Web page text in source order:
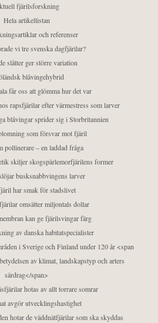
fjärilsforskning
Hela artikellistan
och referenser
vi tre svenska dagfjärilar?
slåtter ger större variation
blåvingehybrid
får oss att glömma hur det var
rapsfjärilar efter värmestress som larver
blåvingar sprider sig i Storbritannien
som försvar mot fjäril
pollinerare – en laddad fråga
skiljer skogspärlemorfjärilens former
busksnabbvingens larver
har smak för stadslivet
omsätter miljontals dollar
kan ge fjärilsvingar färg
av danska habitatspecialister
i Sverige och Finland under 120 år <span
av klimat, landskapstyp och arters
särdrag</span>
hotas av allt torrare somrar
avgör utvecklingshastighet
hotar de väddnätfjärilar som ska skyddas